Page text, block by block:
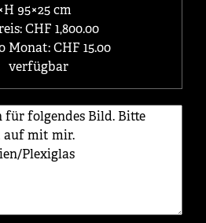
95×25 cm
CHF 1,800.00
Monat: CHF 15.00
verfügbar